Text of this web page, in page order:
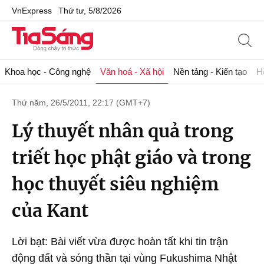
VnExpress Thứ tư, 5/8/2026
Khoa học - Công nghệ Văn hoá - Xã hội Nền tảng - Kiến tạo
Thứ năm, 26/5/2011, 22:17 (GMT+7)
Lý thuyết nhân quả trong
triết học phật giáo và trong
học thuyết siêu nghiệm
của Kant
Lời bạt: Bài viết vừa được hoàn tất khi tin trận
động đất và sóng thần tại vùng Fukushima Nhật